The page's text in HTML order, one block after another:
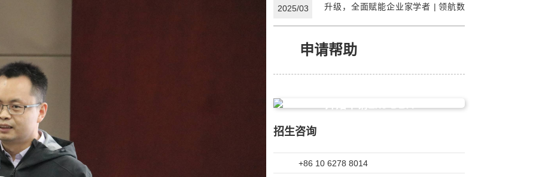
2025/03
升级，全面赋能企业家学者 | 领航数
申请帮助
开始申请Exe-DBA
招生咨询
+86 10 6278 8014